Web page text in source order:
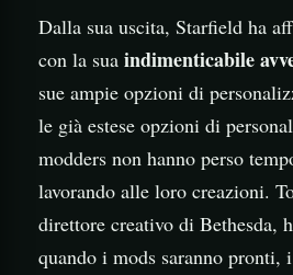
Dalla sua uscita, Starfield ha
con la sua indimenticabile
sue ampie opzioni di
le già estese opzioni di
modders non hanno perso
lavorando alle loro creazioni.
direttore creativo di Bethesda,
quando i mods saranno pronti,